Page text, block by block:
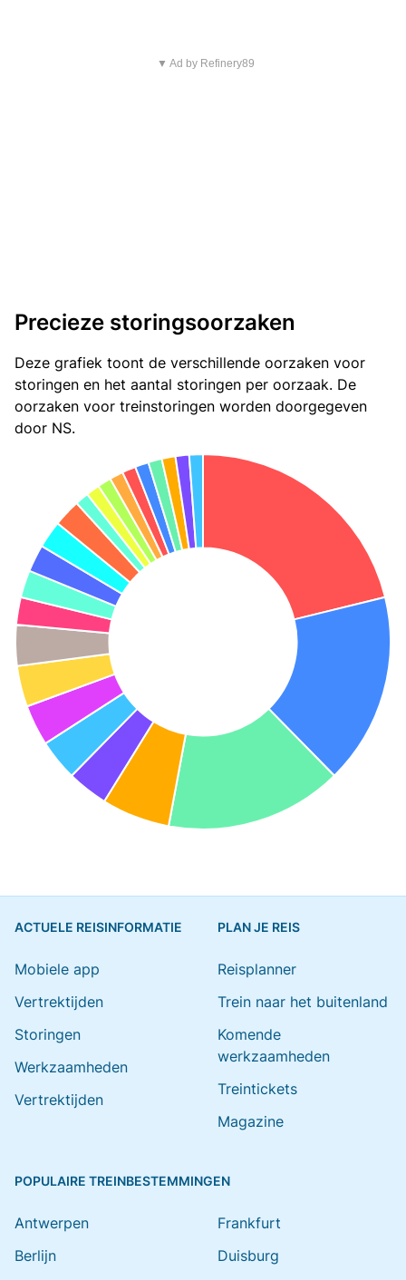
▼ Ad by Refinery89
Precieze storingsoorzaken
Deze grafiek toont de verschillende oorzaken voor
storingen en het aantal storingen per oorzaak. De
oorzaken voor treinstoringen worden doorgegeven
door NS.
ACTUELE REISINFORMATIE
Mobiele app
Vertrektijden
Storingen
Werkzaamheden
Vertrektijden
PLAN JE REIS
Reisplanner
Trein naar het buitenland
Komende
werkzaamheden
Treintickets
Magazine
POPULAIRE TREINBESTEMMINGEN
Antwerpen
Berlijn
Frankfurt
Duisburg